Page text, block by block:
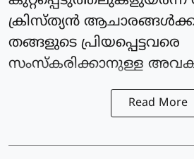
ക്രിസ്ത്യൻ
തങ്ങളുടെ പ്രിയപ്പെട്ടവരെ
സംസ്കരിക്കാനുള്ള
Read More